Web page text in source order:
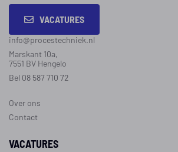
VACATURES
info@procestechniek.nl
Marskant 10a,
7551 BV Hengelo
Bel 08 587 710 72
Over ons
Contact
VACATURES